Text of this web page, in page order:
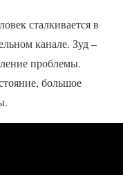
сталкивается в
канале. Зуд –
проблемы.
большое